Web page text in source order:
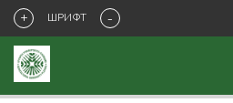
+ ШРИФТ -